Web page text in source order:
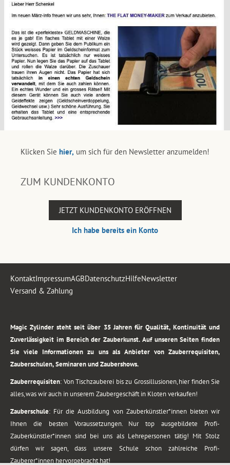
Klicken Sie hier, um sich für den Newsletter anzumelden!
ZUM KUNDENKONTO
JETZT KUNDENKONTO ERÖFFNEN
Ich habe bereits ein Konto
KontaktImpressumAGBDatenschutzHilfeNewsletter
Versand & Zahlung
Magic Zylinder steht seit über 35 Jahren für Qualität, Kontinuität und
Zuverlässigkeit im Bereich der Zauberkunst. Auf unseren Seiten finden
Sie viele Informationen zu uns als Anbieter von Zauberrequisiten,
Zauberschulen, Seminaren und Zaubershows.
Zauberrequisiten: Von Tischzauberei bis zu Grossillusionen, hier finden Sie
alles, was wir auch in unserem Zaubergeschäft in Kloten verkaufen!
Zauberschule: Für die Ausbildung von Zauberkünstler*innen bieten wir
Ihnen die besten Voraussetzungen. Nur top ausgebildete Profi-
Zauberkünstler*innen sind bei uns als Lehrepersonen tätig! Mit Stolz
dürfen wir sagen, dass unsere Schule schon zahlreiche Profi-
Zauberer*innen hervorgebracht hat!